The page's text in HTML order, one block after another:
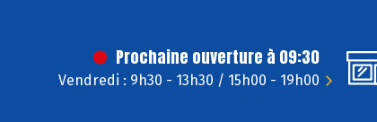
Prochaine ouverture à 09:30
Vendredi : 9h30 - 13h30 / 15h00 - 19h00